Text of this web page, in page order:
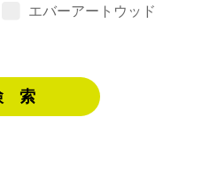
エバーアートウッド